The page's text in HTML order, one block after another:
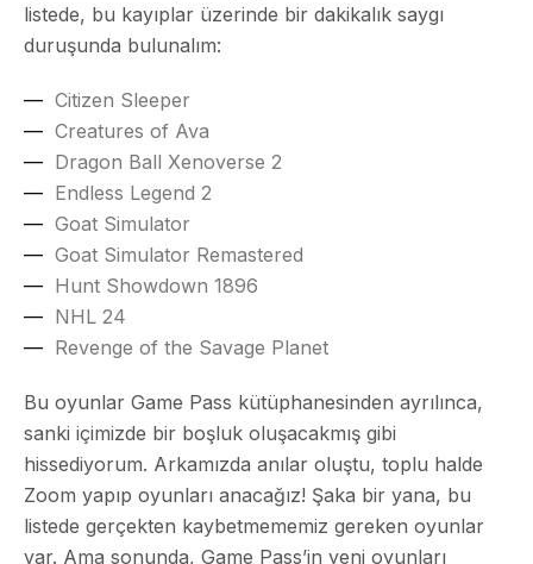
listede, bu kayıplar üzerinde bir dakikalık saygı
duruşunda bulunalım:
Citizen Sleeper
Creatures of Ava
Dragon Ball Xenoverse 2
Endless Legend 2
Goat Simulator
Goat Simulator Remastered
Hunt Showdown 1896
NHL 24
Revenge of the Savage Planet
Bu oyunlar Game Pass kütüphanesinden ayrılınca,
sanki içimizde bir boşluk oluşacakmış gibi
hissediyorum. Arkamızda anılar oluştu, toplu halde
Zoom yapıp oyunları anacağız! Şaka bir yana, bu
listede gerçekten kaybetmememiz gereken oyunlar
var. Ama sonunda, Game Pass’in yeni oyunları